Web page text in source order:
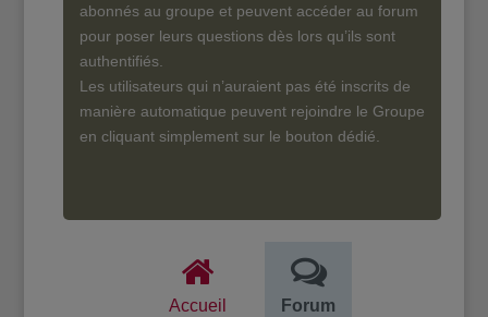
abonnés au groupe et peuvent accéder au forum
pour poser leurs questions dès lors qu’ils sont
authentifiés.
Les utilisateurs qui n’auraient pas été inscrits de
manière automatique peuvent rejoindre le Groupe
en cliquant simplement sur le bouton dédié.
Accueil Forum